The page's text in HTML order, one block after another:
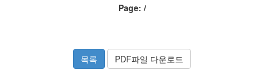
Page: /
목록 PDF파일 다운로드